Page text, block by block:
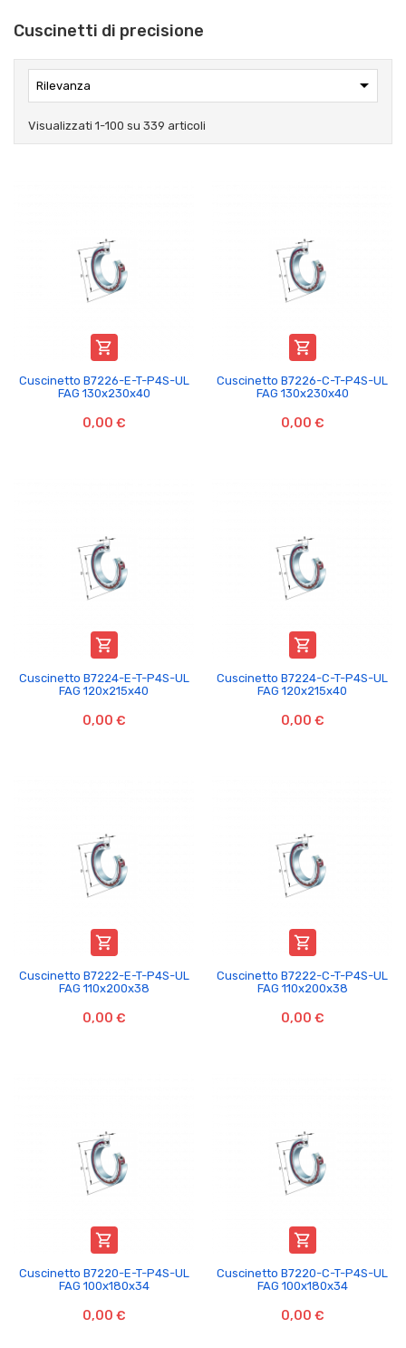
Cuscinetti di precisione
Rilevanza 
Visualizzati 1-100 su 339 articoli

Cuscinetto B7226-E-T-P4S-UL
FAG 130x230x40
0,00 €

Cuscinetto B7226-C-T-P4S-UL
FAG 130x230x40
0,00 €

Cuscinetto B7224-E-T-P4S-UL
FAG 120x215x40
0,00 €

Cuscinetto B7224-C-T-P4S-UL
FAG 120x215x40
0,00 €

Cuscinetto B7222-E-T-P4S-UL
FAG 110x200x38
0,00 €

Cuscinetto B7222-C-T-P4S-UL
FAG 110x200x38
0,00 €

Cuscinetto B7220-E-T-P4S-UL
FAG 100x180x34
0,00 €

Cuscinetto B7220-C-T-P4S-UL
FAG 100x180x34
0,00 €